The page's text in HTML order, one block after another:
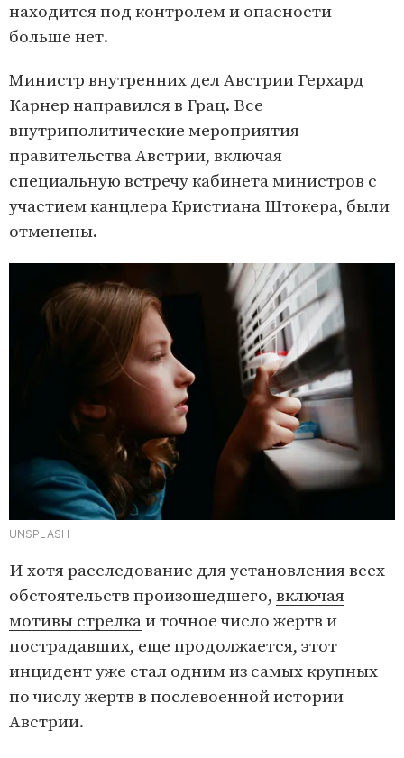
находится под контролем и опасности
больше нет.
Министр внутренних дел Австрии Герхард
Карнер направился в Грац. Все
внутриполитические мероприятия
правительства Австрии, включая
специальную встречу кабинета министров с
участием канцлера Кристиана Штокера, были
отменены.
UNSPLASH
И хотя расследование для установления всех
обстоятельств произошедшего, включая
мотивы стрелкаи точное число жертв и
пострадавших, еще продолжается, этот
инцидент уже стал одним из самых крупных
по числу жертв в послевоенной истории
Австрии.